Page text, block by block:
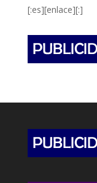
[:es][enlace][:]